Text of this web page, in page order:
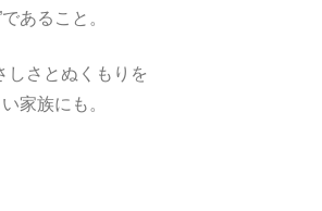
あること。
しさとぬくもりを
家族にも。